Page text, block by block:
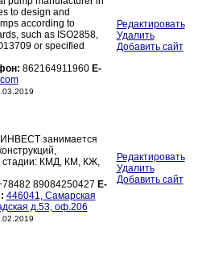
to design and
according to
such as ISO2858,
or specified
862164911960 E-
Редактировать
Удалить
Добавить сайт
занимается
стадии: КМД, КМ, КЖ,
89084250427 E-
446041, Самарская
д.53, оф.206
Редактировать
Удалить
Добавить сайт